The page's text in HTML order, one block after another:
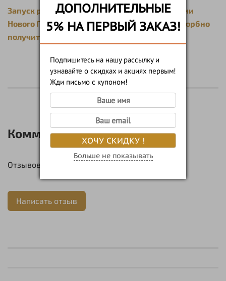
ДОПОЛНИТЕЛЬНЫЕ
5% НА ПЕРВЫЙ ЗАКАЗ!
Подпишитесь на нашу рассылку и
узнавайте о скидках и акциях первым!
Жди письмо с купоном!
ХОЧУ СКИДКУ !
Больше не показывать
Запуск работы с "OZON.Logistiсs" в преддверии
Нового Года сильно поможет вам быстро и удорбно
получить ваш заказ!
Комментарии
Отзывов еще никто не оставлял
Написать отзыв